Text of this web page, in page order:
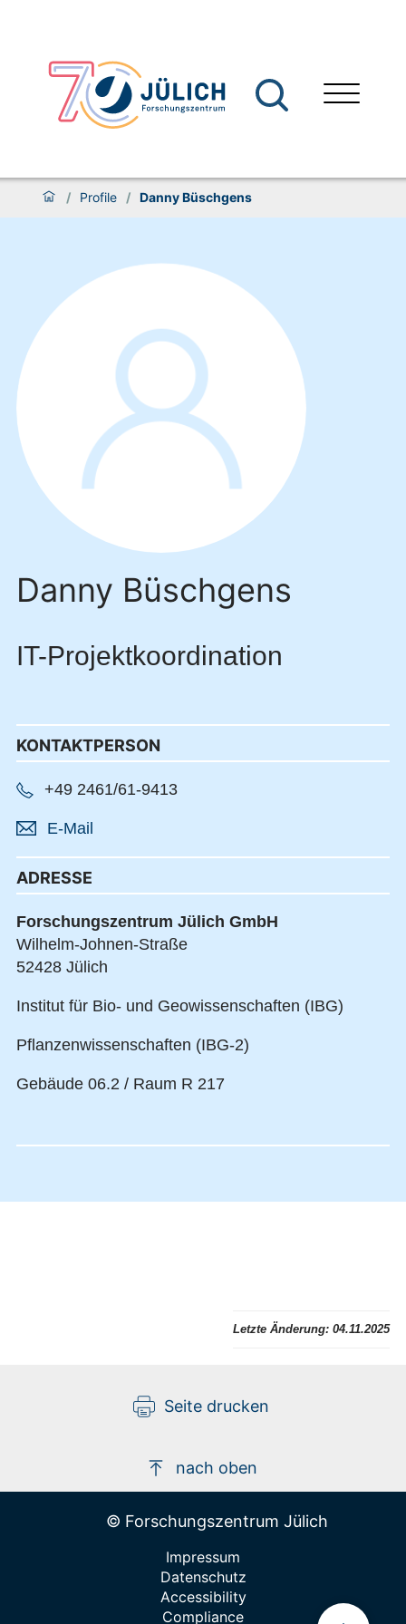
/ Profile / Danny Büschgens
Danny Büschgens
IT-Projektkoordination
KONTAKTPERSON
+49 2461/61-9413
E-Mail
ADRESSE
Forschungszentrum Jülich GmbH
Wilhelm-Johnen-Straße
52428 Jülich
Institut für Bio- und Geowissenschaften (IBG)
Pflanzenwissenschaften (IBG-2)
Gebäude 06.2 / Raum R 217
Letzte Änderung: 04.11.2025
Seite drucken
nach oben
© Forschungszentrum Jülich
Impressum
Datenschutz
Accessibility
Compliance